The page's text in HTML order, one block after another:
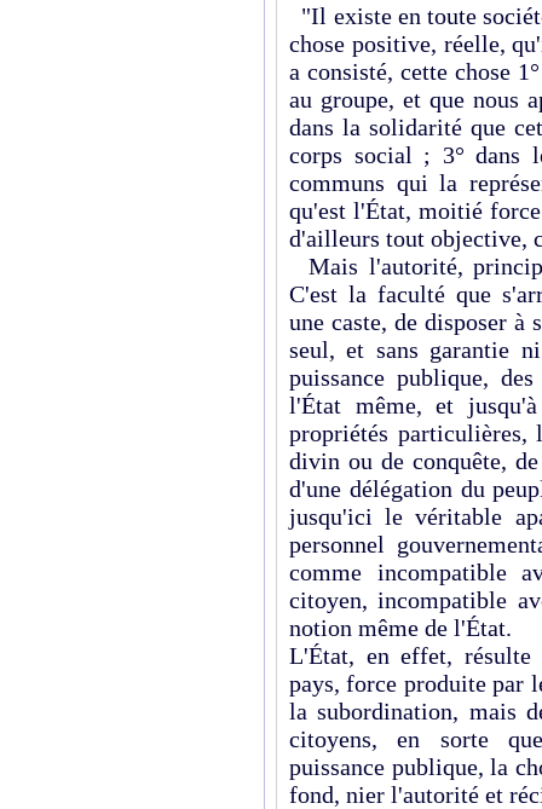
"Il existe en toute
chose positive, réelle,
a consisté, cette chose
au groupe, et que nous
dans la solidarité que
corps social ; 3° dans
communs qui la
qu'est l'État, moitié
d'ailleurs tout objective,
Mais l'autorité,
C'est la faculté que
une caste, de disposer
seul, et sans garantie
puissance publique,
l'État même, et
propriétés
divin ou de conquête,
d'une délégation du
jusqu'ici le véritable
personnel
comme incompatible
citoyen, incompatible
notion même de l'État.
L'État, en effet,
pays, force produite par
la subordination, mais
citoyens, en sorte
puissance publique, la
fond, nier l'autorité et